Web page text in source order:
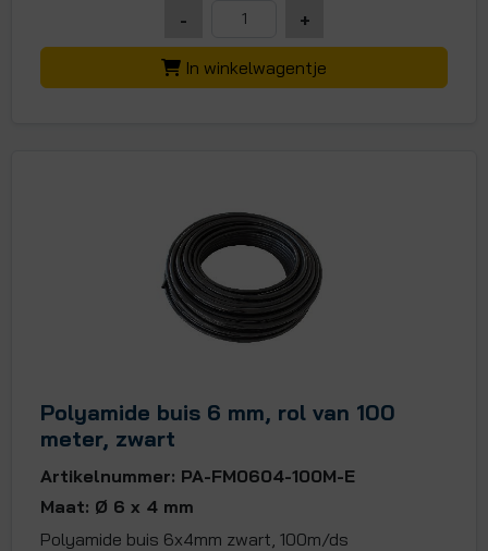
- +
In winkelwagentje
Polyamide buis 6 mm, rol van 100
meter, zwart
Artikelnummer: PA-FM0604-100M-E
Maat: Ø 6 x 4 mm
Polyamide buis 6x4mm zwart, 100m/ds